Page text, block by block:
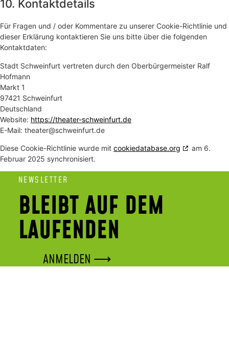
10. Kontaktdetails
Für Fragen und / oder Kommentare zu unserer Cookie-Richtlinie und
dieser Erklärung kontaktieren Sie uns bitte über die folgenden
Kontaktdaten:
Stadt Schweinfurt vertreten durch den Oberbürgermeister Ralf
Hofmann
Markt 1
97421 Schweinfurt
Deutschland
Website: https://theater-schweinfurt.de
E-Mail: theater@schweinfurt.de
Diese Cookie-Richtlinie wurde mit cookiedatabase.org
am 6.
Februar 2025 synchronisiert.
NEWSLETTER
BLEIBT AUF DEM
LAUFENDEN
ANMELDEN ⟶